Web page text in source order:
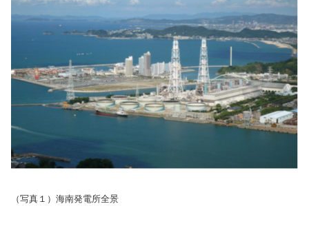
（写真１）海南発電所全景